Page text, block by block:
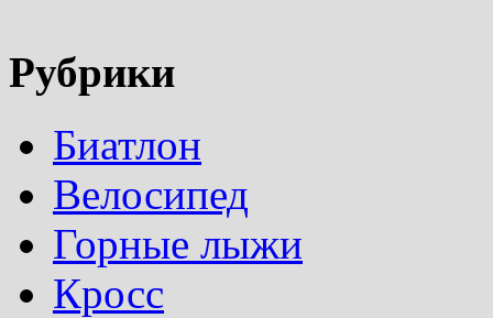
Рубрики
Биатлон
Велосипед
Горные лыжи
Кросс